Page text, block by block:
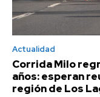
Actualidad
Corrida Milo
años: esperan
región de Los